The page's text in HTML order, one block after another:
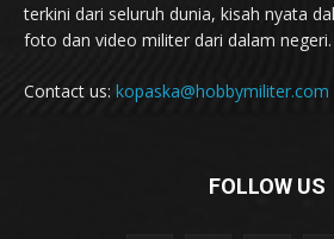
terkini dari seluruh dunia, kisah nyata
foto dan video militer dari dalam negeri.
Contact us: kopaska@hobbymiliter.com
FOLLOW US